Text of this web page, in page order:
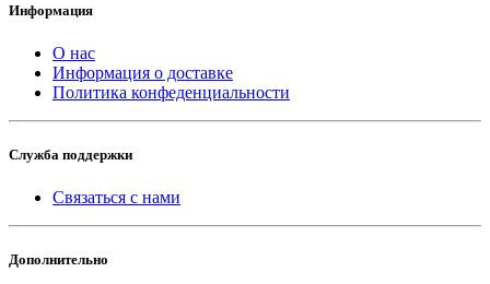
Информация
О нас
Информация о доставке
Политика конфеденциальности
Служба поддержки
Связаться с нами
Дополнительно